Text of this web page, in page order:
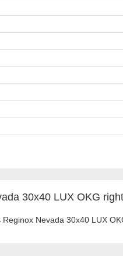
30x40 LUX OKG
Nevada 30x40 LUX